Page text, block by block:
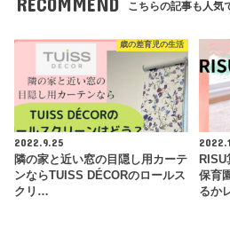
こちらの記事も人気
歳の差育児の生活
2022.9.25
隣の家と近い窓の目隠し用カーテ
ンならTUISS DÉCORのロールス
クリ…
保育
るか